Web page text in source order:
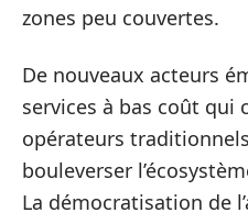
zones peu couvertes.
De nouveaux acteurs
services à bas coût qui
opérateurs
bouleverser
La démocratisation de